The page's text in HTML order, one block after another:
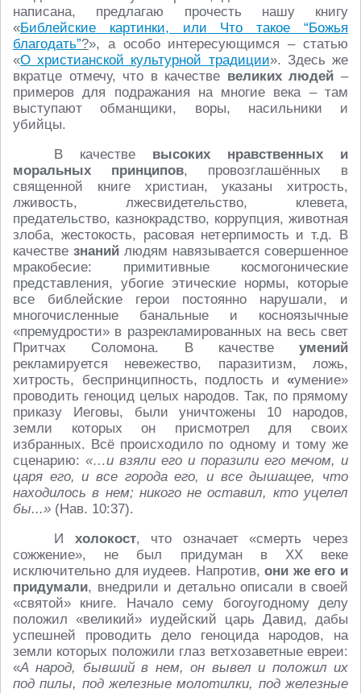
написана, предлагаю прочесть нашу книгу
«Библейские картинки, или Что такое “Божья
благодать”?», а особо интересующимся – статью
«О христианской культурной традиции». Здесь же
вкратце отмечу, что в качестве великих людей –
примеров для подражания на многие века – там
выступают обманщики, воры, насильники и
убийцы.
В качестве высоких нравственных и
моральных принципов, провозглашённых в
священной книге христиан, указаны хитрость,
лживость, лжесвидетельство, клевета,
предательство, казнокрадство, коррупция, животная
злоба, жестокость, расовая нетерпимость и т.д. В
качестве знаний людям навязывается совершенное
мракобесие: примитивные космогонические
представления, убогие этические нормы, которые
все библейские герои постоянно нарушали, и
многочисленные банальные и косноязычные
«премудрости» в разрекламированных на весь свет
Притчах Соломона. В качестве умений
рекламируется невежество, паразитизм, ложь,
хитрость, беспринципность, подлость и «умение»
проводить геноцид целых народов. Так, по прямому
приказу Иеговы, были уничтожены 10 народов,
земли которых он присмотрел для своих
избранных. Всё происходило по одному и тому же
сценарию: «…и взяли его и поразили его мечом, и
царя его, и все города его, и все дышащее, что
находилось в нем; никого не оставил, кто уцелел
бы...» (Нав. 10:37).
И холокост, что означает «смерть через
сожжение», не был придуман в ХХ веке
исключительно для иудеев. Напротив,они же его и
придумали, внедрили и детально описали в своей
«святой» книге. Начало сему богоугодному делу
положил «великий» иудейский царь Давид, дабы
успешней проводить дело геноцида народов, на
земли которых положили глаз ветхозаветные евреи:
«А народ, бывший в нем, он вывел и положил их
под пилы, под железные молотилки, под железные